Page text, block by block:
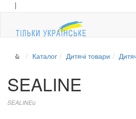
|
Каталог Дитячі товари
SEALINE
SEALINEи